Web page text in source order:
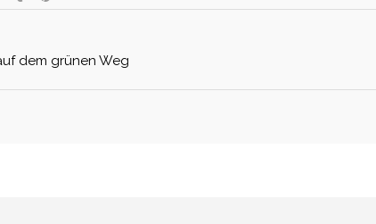
dem grünen Weg